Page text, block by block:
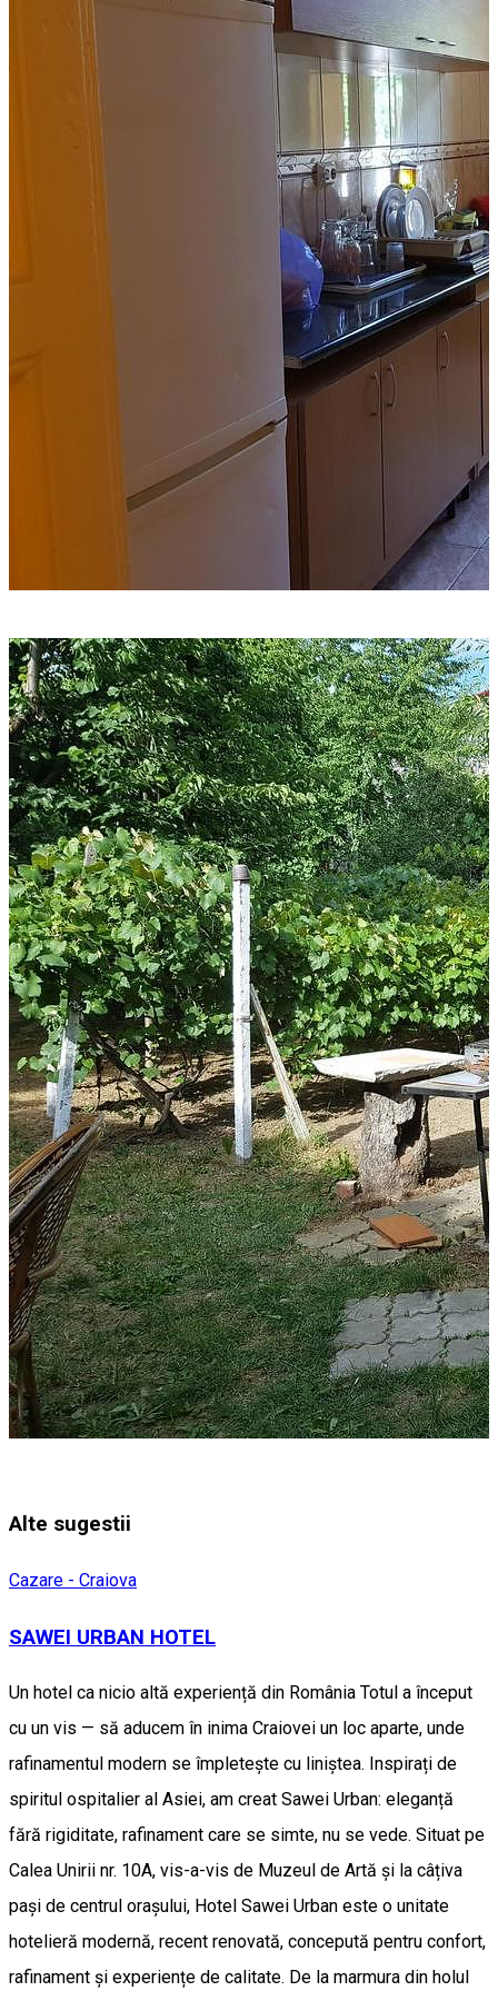
Alte sugestii
Cazare - Craiova
SAWEI URBAN HOTEL
Un hotel ca nicio altă experiență din România Totul a început
cu un vis — să aducem în inima Craiovei un loc aparte, unde
rafinamentul modern se împletește cu liniștea. Inspirați de
spiritul ospitalier al Asiei, am creat Sawei Urban: eleganță
fără rigiditate, rafinament care se simte, nu se vede. Situat pe
Calea Unirii nr. 10A, vis-a-vis de Muzeul de Artă și la câțiva
pași de centrul orașului, Hotel Sawei Urban este o unitate
hotelieră modernă, recent renovată, concepută pentru confort,
rafinament și experiențe de calitate. De la marmura din holul